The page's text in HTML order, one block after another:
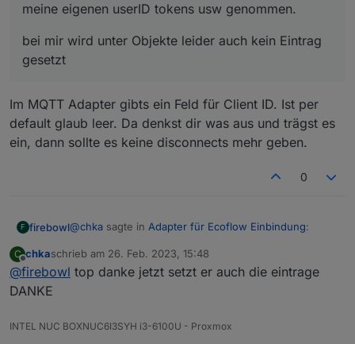
meine eigenen userID tokens usw genommen.
bei mir wird unter Objekte leider auch kein Eintrag
gesetzt
Im MQTT Adapter gibts ein Feld für Client ID. Ist per
default glaub leer. Da denkst dir was aus und trägst es
ein, dann sollte es keine disconnects mehr geben.
0
F firebowl@chka sagte in Adapter für Ecoflow Einbindung:
@haus-automatisierung sagte in Adapter für
Wichtiger Hinweis: Bitte denkt euch eine
ein, dann sollte es keine disconnects mehr geben.
C
Offline
chkaschrieb am 26. Feb. 2023, 15:48
zuletzt editiert von
@firebowl top danke jetzt setzt er auch die eintrage
DANKE
INTEL NUC BOXNUC6I3SYH i3-6100U - Proxmox